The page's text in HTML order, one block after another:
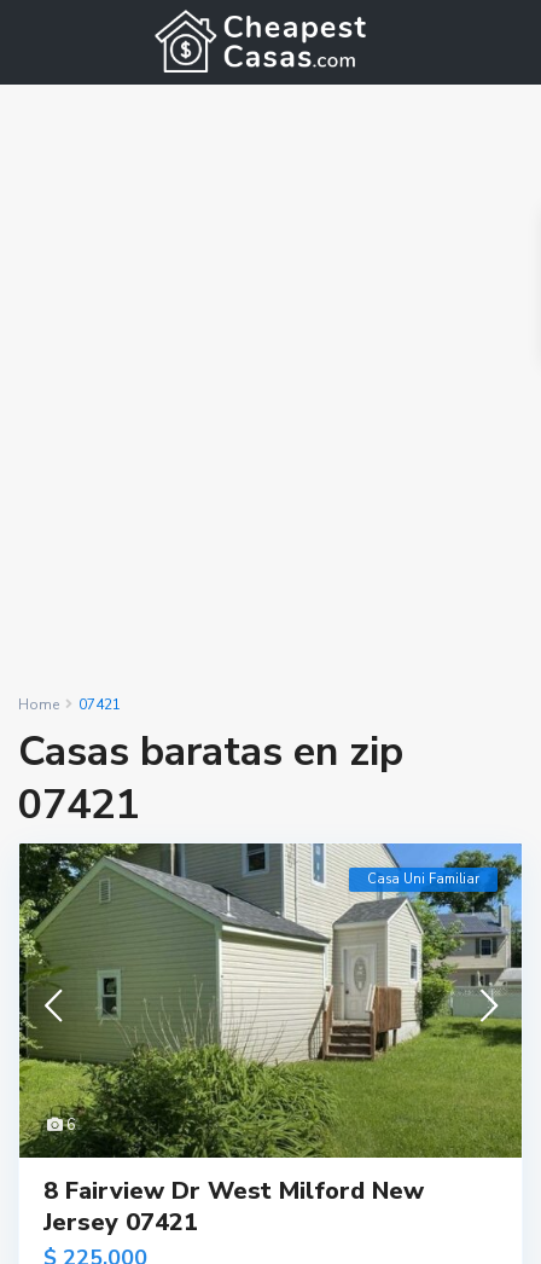
Home 07421
Casas baratas en zip
07421
6
Casa Uni Familiar
8 Fairview Dr West Milford New
Jersey 07421
$ 225,000